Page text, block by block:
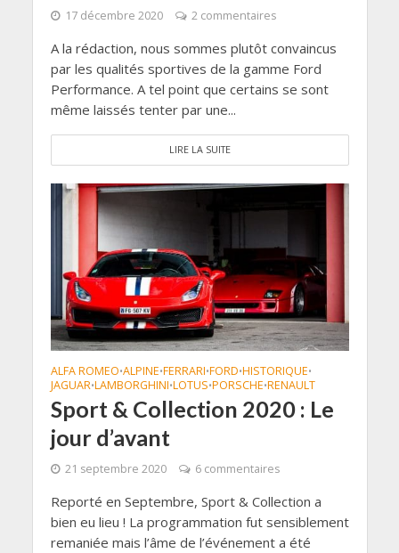
17 décembre 2020 2 commentaires
A la rédaction, nous sommes plutôt convaincus
par les qualités sportives de la gamme Ford
Performance. A tel point que certains se sont
même laissés tenter par une...
LIRE LA SUITE
ALFA ROMEO•ALPINE•FERRARI•FORD•HISTORIQUE•
JAGUAR•LAMBORGHINI•LOTUS•PORSCHE•RENAULT
Sport & Collection 2020 : Le
jour d’avant
21 septembre 2020 6 commentaires
Reporté en Septembre, Sport & Collection a
bien eu lieu ! La programmation fut sensiblement
remaniée mais l’âme de l’événement a été